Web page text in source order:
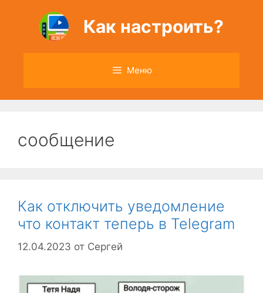
содержимому
Как настроить?
Меню
сообщение
Как отключить уведомление
что контакт теперь в Telegram
12.04.2023 от Сергей